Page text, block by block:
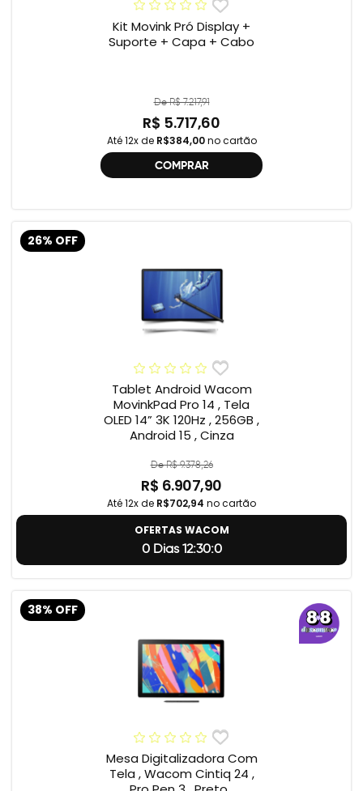
Kit Movink Pró Display +
Suporte + Capa + Cabo
De R$ 7.217,91
R$ 5.717,60
Até 12x de R$384,00no cartão
COMPRAR
26% OFF
Tablet Android Wacom
MovinkPad Pro 14 , Tela
OLED 14” 3K 120Hz , 256GB ,
Android 15 , Cinza
De R$ 9.378,26
R$ 6.907,90
Até 12x de R$702,94 no cartão
OFERTAS WACOM
0 Dias 12:29:59
38% OFF
Mesa Digitalizadora Com
Tela , Wacom Cintiq 24 ,